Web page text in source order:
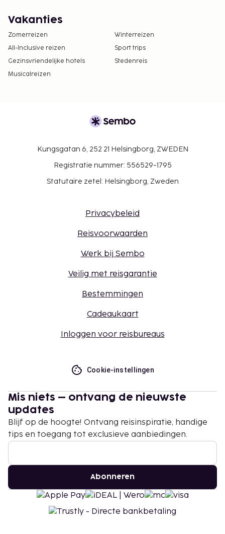
Vakanties
Zomerreizen
Winterreizen
All-Inclusive reizen
Sport trips
Gezinsvriendelijke hotels
Stedenreis
Musicalreizen
Kungsgatan 6, 252 21 Helsingborg, ZWEDEN
Registratie nummer: 556529-1795
Statutaire zetel: Helsingborg, Zweden
Privacybeleid
Reisvoorwaarden
Werk bij Sembo
Veilig met reisgarantie
Bestemmingen
Cadeaukaart
Inloggen voor reisbureaus
Cookie-instellingen
Mis niets – ontvang de nieuwste
updates
Blijf op de hoogte! Ontvang reisinspiratie, handige
tips en toegang tot exclusieve aanbiedingen.
Abonneren